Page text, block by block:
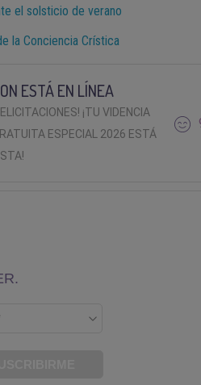
el solsticio de verano
la Conciencia Crística
ESTÁ EN LÍNEA
¡TU VIDENCIA
ESPECIAL 2026 ESTÁ